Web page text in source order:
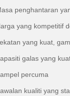
penghantaran
yang kompetitif
yang kuat,
galas yang
percuma
kualiti yang